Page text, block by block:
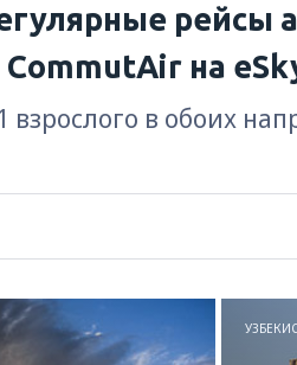
рейсы
CommutAir на
взрослого в обоих